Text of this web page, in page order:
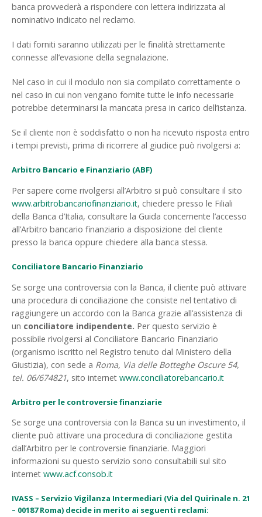
banca provvederà a rispondere con lettera indirizzata al
nominativo indicato nel reclamo.
I dati forniti saranno utilizzati per le finalità strettamente
connesse all’evasione della segnalazione.
Nel caso in cui il modulo non sia compilato correttamente o
nel caso in cui non vengano fornite tutte le info necessarie
potrebbe determinarsi la mancata presa in carico dell’istanza.
Se il cliente non è soddisfatto o non ha ricevuto risposta entro
i tempi previsti, prima di ricorrere al giudice può rivolgersi a:
Arbitro Bancario e Finanziario (ABF)
Per sapere come rivolgersi all’Arbitro si può consultare il sito
www.arbitrobancariofinanziario.it, chiedere presso le Filiali
della Banca d’Italia, consultare la Guida concernente l’accesso
all’Arbitro bancario finanziario a disposizione del cliente
presso la banca oppure chiedere alla banca stessa.
Conciliatore Bancario Finanziario
Se sorge una controversia con la Banca, il cliente può attivare
una procedura di conciliazione che consiste nel tentativo di
raggiungere un accordo con la Banca grazie all’assistenza di
un conciliatore indipendente. Per questo servizio è
possibile rivolgersi al Conciliatore Bancario Finanziario
(organismo iscritto nel Registro tenuto dal Ministero della
Giustizia), con sede a Roma, Via delle Botteghe Oscure 54,
tel. 06/674821, sito internet www.conciliatorebancario.it
Arbitro per le controversie finanziarie
Se sorge una controversia con la Banca su un investimento, il
cliente può attivare una procedura di conciliazione gestita
dall’Arbitro per le controversie finanziarie. Maggiori
informazioni su questo servizio sono consultabili sul sito
internet www.acf.consob.it
IVASS – Servizio Vigilanza Intermediari (Via del Quirinale n. 21
– 00187 Roma) decide in merito ai seguenti reclami: